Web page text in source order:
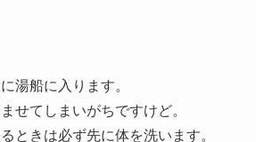
湯船に入ります。
せてしまいがちですけど。
ときは必ず先に体を洗います。